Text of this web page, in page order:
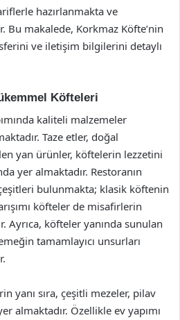
hazırlanmakta ve
Bu makalede, Korkmaz Köfte’nin
ve iletişim bilgilerini detaylı
Köfteleri
kaliteli malzemeler
Taze etler, doğal
yan ürünler, köftelerin lezzetini
yer almaktadır. Restoranın
bulunmakta; klasik köftenin
köfteler de misafirlerin
Ayrıca, köfteler yanında sunulan
tamamlayıcı unsurları
yanı sıra, çeşitli mezeler, pilav
almaktadır. Özellikle ev yapımı